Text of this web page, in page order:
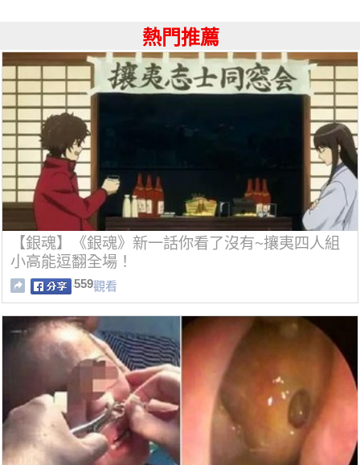
熱門推薦
【銀魂】《銀魂》新一話你看了沒有~攘夷四人組
小高能逗翻全場！
559觀看